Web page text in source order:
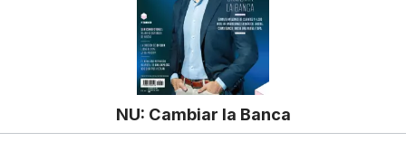
NU: Cambiar la Banca